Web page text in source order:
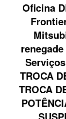
Oficina
TROCA
TROCA